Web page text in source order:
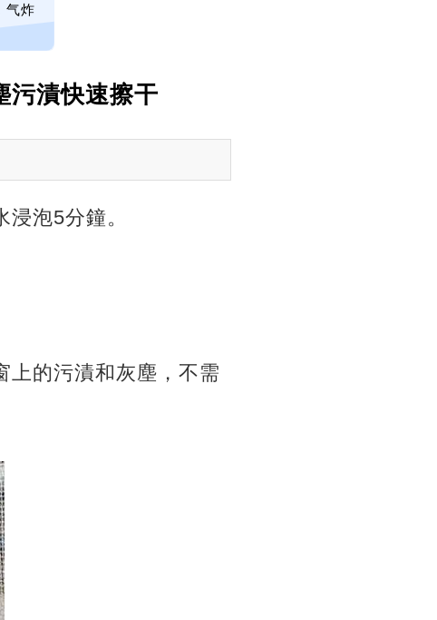
气炸
污漬快速擦干
泡5分鐘。
上的污漬和灰塵，不需